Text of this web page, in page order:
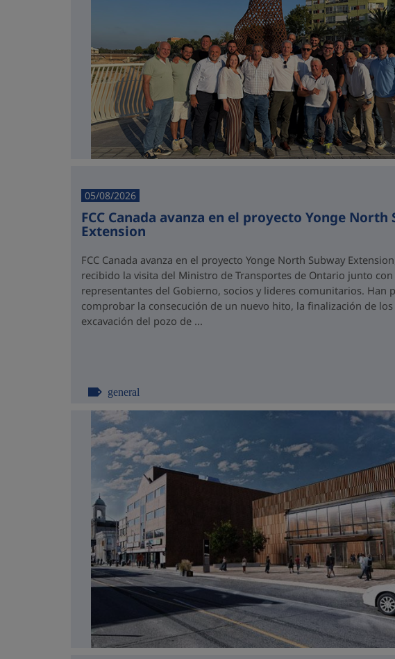
05/08/2026
FCC Canada avanza en el proyecto Yonge North
Extension
FCC Canada avanza en el proyecto Yonge North Subway
recibido la visita del Ministro de Transportes de Ontario junto
representantes del Gobierno, socios y lideres comunitarios. Han
comprobar la consecución de un nuevo hito, la finalización de
excavación del pozo de ...
general